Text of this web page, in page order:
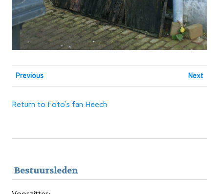
Previous Next
Return to Foto’s fan Heech
Bestuursleden